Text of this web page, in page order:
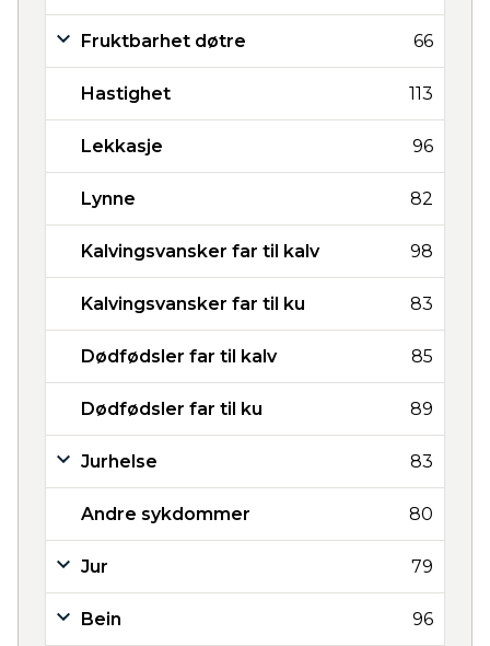
Fruktbarhet døtre 66
Hastighet 113
Lekkasje 96
Lynne 82
Kalvingsvansker far til kalv 98
Kalvingsvansker far til ku 83
Dødfødsler far til kalv 85
Dødfødsler far til ku 89
Jurhelse 83
Andre sykdommer 80
Jur 79
Bein 96